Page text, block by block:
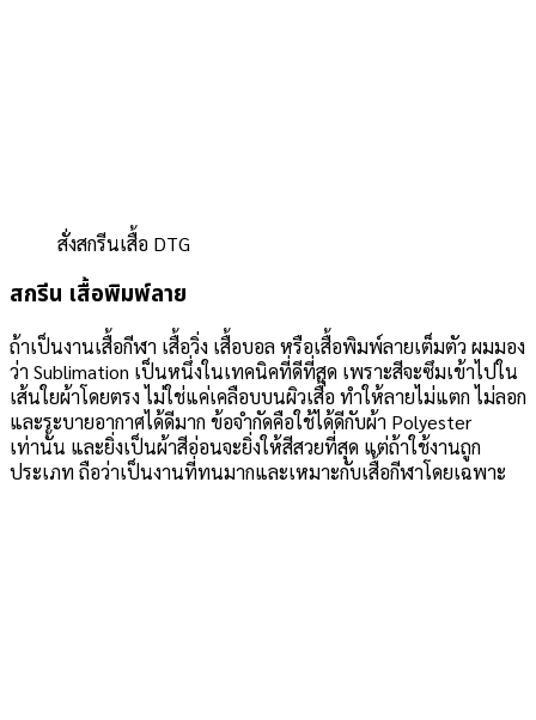
สั่งสกรีนเสื้อ DTG
สกรีน เสื้อพิมพ์ลาย
ถ้าเป็นงานเสื้อกีฬา เสื้อวิ่ง เสื้อบอล หรือเสื้อพิมพ์ลายเต็มตัว ผมมอง
ว่า Sublimation เป็นหนึ่งในเทคนิคที่ดีที่สุด เพราะสีจะซึมเข้าไปใน
เส้นใยผ้าโดยตรง ไม่ใช่แค่เคลือบบนผิวเสื้อ ทำให้ลายไม่แตก ไม่ลอก
และระบายอากาศได้ดีมาก ข้อจำกัดคือใช้ได้ดีกับผ้า Polyester
เท่านั้น และยิ่งเป็นผ้าสีอ่อนจะยิ่งให้สีสวยที่สุด แต่ถ้าใช้งานถูก
ประเภท ถือว่าเป็นงานที่ทนมากและเหมาะกับเสื้อกีฬาโดยเฉพาะ